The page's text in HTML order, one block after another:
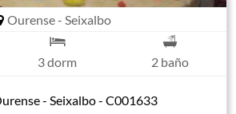
Ourense - Seixalbo
3 dorm 2 baño
- Seixalbo - C001633